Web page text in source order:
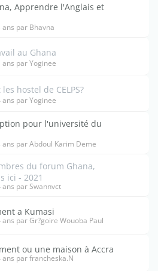
Apprendre l'Anglais et
par Bhavna
au Ghana
par Yoginee
hostel de CELPS?
par Yoginee
pour l'université du
par Abdoul Karim Deme
du forum Ghana,
ici - 2021
par Swannvct
a Kumasi
par Gr?goire Wouoba Paul
ou une maison à Accra
par francheska.N